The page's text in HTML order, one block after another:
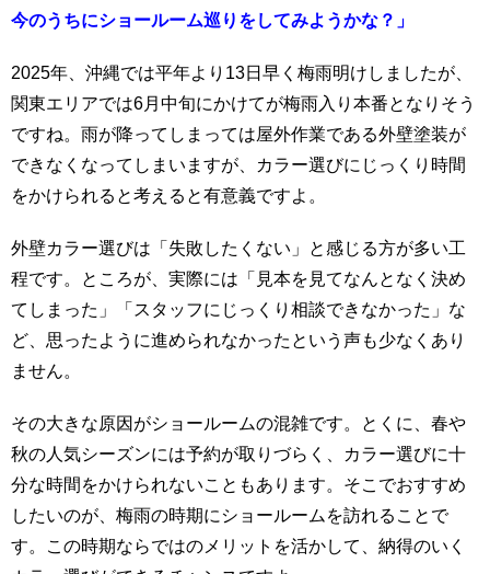
今のうちにショールーム巡りをしてみようかな？」
2025年、沖縄では平年より13日早く梅雨明けしましたが、
関東エリアでは6月中旬にかけてが梅雨入り本番となりそう
ですね。雨が降ってしまっては屋外作業である外壁塗装が
できなくなってしまいますが、カラー選びにじっくり時間
をかけられると考えると有意義ですよ。
外壁カラー選びは「失敗したくない」と感じる方が多い工
程です。ところが、実際には「見本を見てなんとなく決め
てしまった」「スタッフにじっくり相談できなかった」な
ど、思ったように進められなかったという声も少なくあり
ません。
その大きな原因がショールームの混雑です。とくに、春や
秋の人気シーズンには予約が取りづらく、カラー選びに十
分な時間をかけられないこともあります。そこでおすすめ
したいのが、梅雨の時期にショールームを訪れることで
す。この時期ならではのメリットを活かして、納得のいく